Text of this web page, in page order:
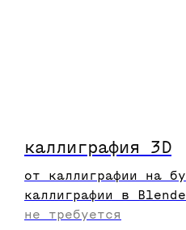
каллиграфия 3D
от каллиграфии на
каллиграфии в
не требуется